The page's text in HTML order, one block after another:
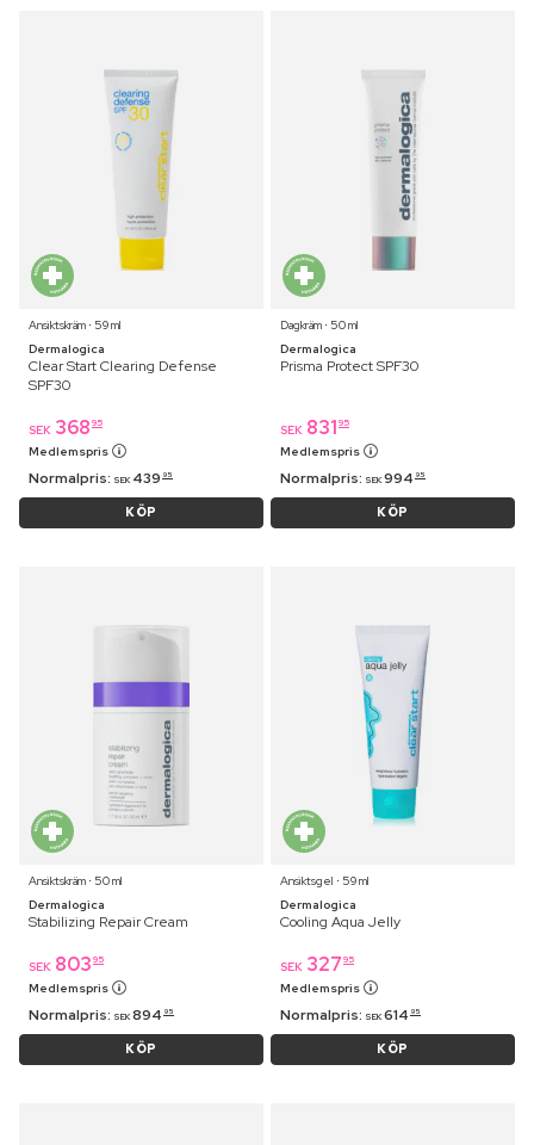
Ansiktskräm ⋅ 59 ml
Dermalogica
Clear Start Clearing Defense
SPF30
SEK 368 95
Medlemspris
Normalpris: SEK 439 95
KÖP
Dagkräm ⋅ 50 ml
Dermalogica
Prisma Protect SPF30
SEK 831 95
Medlemspris
Normalpris: SEK 994 95
KÖP
Ansiktskräm ⋅ 50 ml
Dermalogica
Stabilizing Repair Cream
SEK 803 95
Medlemspris
Normalpris: SEK 894 95
KÖP
Ansiktsgel ⋅ 59 ml
Dermalogica
Cooling Aqua Jelly
SEK 327 95
Medlemspris
Normalpris: SEK 614 95
KÖP